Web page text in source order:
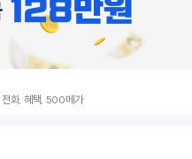
전화, 혜택, 500메가